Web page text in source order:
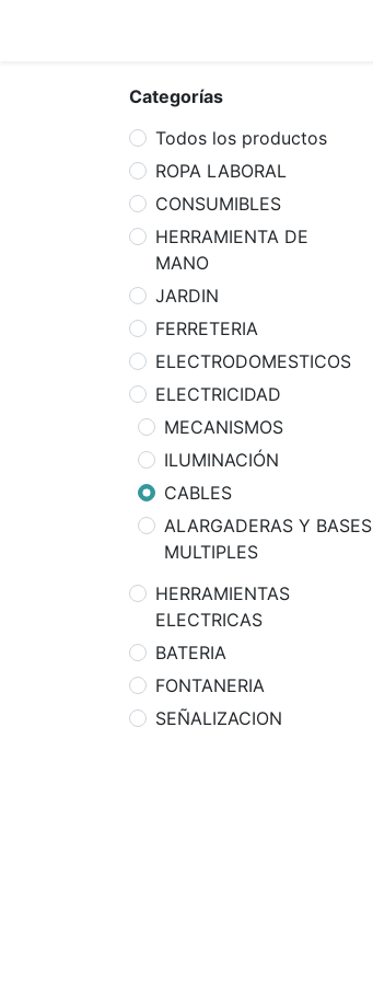
Categorías
Todos los productos
ROPA LABORAL
CONSUMIBLES
HERRAMIENTA DE
MANO
JARDIN
FERRETERIA
ELECTRODOMESTICOS
ELECTRICIDAD
MECANISMOS
ILUMINACIÓN
CABLES
ALARGADERAS Y BASES
MULTIPLES
HERRAMIENTAS
ELECTRICAS
BATERIA
FONTANERIA
SEÑALIZACION